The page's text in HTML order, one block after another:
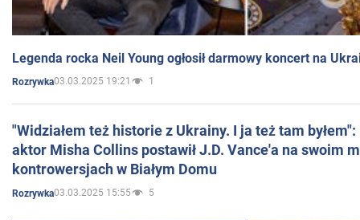
Legenda rocka Neil Young ogłosił darmowy koncert na
Rozrywka03.03.2025 19:21 1
"Widziałem też historie z Ukrainy. I ja też tam
aktor Misha Collins postawił J.D. Vance'a na swoim
kontrowersjach w Białym Domu
Rozrywka03.03.2025 15:55 5